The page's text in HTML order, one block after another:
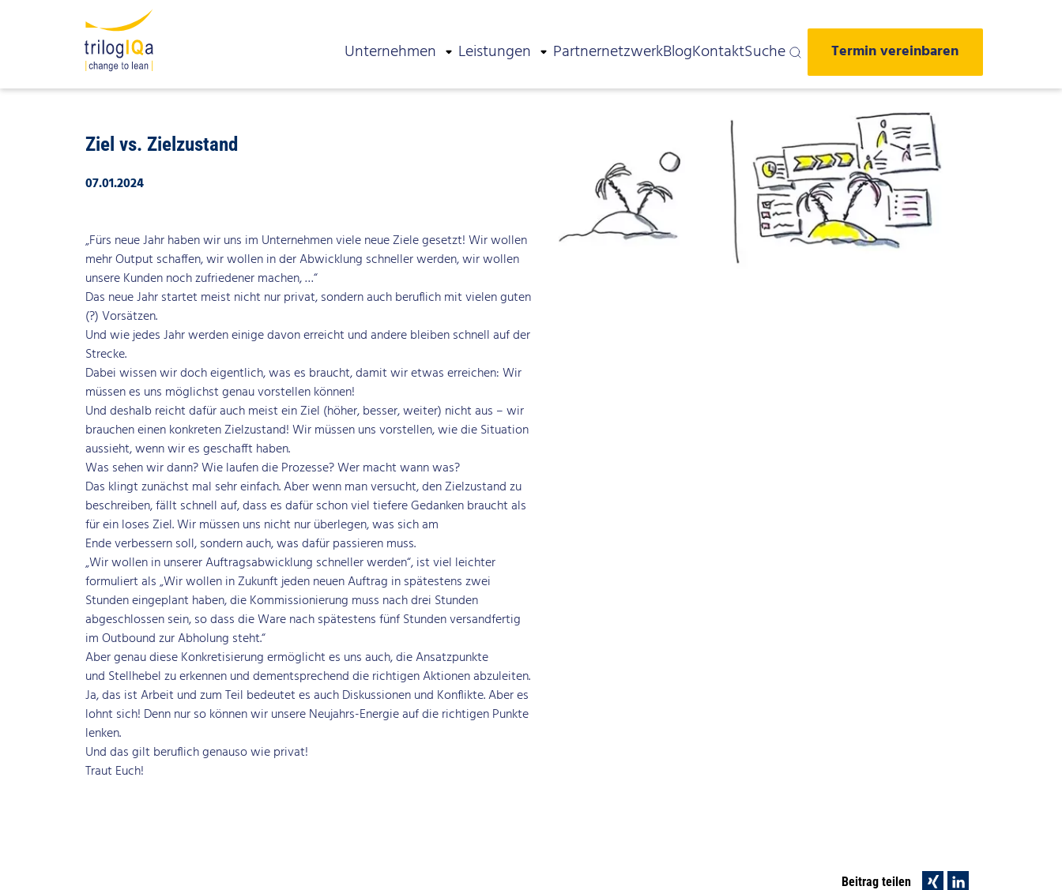
Zum Inhalt springen
Unternehmen Leistungen PartnernetzwerkBlogKontaktSuche Termin vereinbaren
WAS ICH DIESE WOCHE GELERNT HABE …
Ziel vs. Zielzustand
07.01.2024
„Fürs neue Jahr haben wir uns im Unternehmen viele neue Ziele gesetzt! Wir wollen
mehr Output schaffen, wir wollen in der Abwicklung schneller werden, wir wollen
unsere Kunden noch zufriedener machen, …“
Das neue Jahr startet meist nicht nur privat, sondern auch beruflich mit vielen guten
(?) Vorsätzen.
Und wie jedes Jahr werden einige davon erreicht und andere bleiben schnell auf der
Strecke.
Dabei wissen wir doch eigentlich, was es braucht, damit wir etwas erreichen: Wir
müssen es uns möglichst genau vorstellen können!
Und deshalb reicht dafür auch meist ein Ziel (höher, besser, weiter) nicht aus – wir
brauchen einen konkreten Zielzustand! Wir müssen uns vorstellen, wie die Situation
aussieht, wenn wir es geschafft haben.
Was sehen wir dann? Wie laufen die Prozesse? Wer macht wann was?
Das klingt zunächst mal sehr einfach. Aber wenn man versucht, den Zielzustand zu
beschreiben, fällt schnell auf, dass es dafür schon viel tiefere Gedanken braucht als
für ein loses Ziel. Wir müssen uns nicht nur überlegen, was sich am
Ende verbessern soll, sondern auch, was dafür passieren muss.
„Wir wollen in unserer Auftragsabwicklung schneller werden“, ist viel leichter
formuliert als „Wir wollen in Zukunft jeden neuen Auftrag in spätestens zwei
Stunden eingeplant haben, die Kommissionierung muss nach drei Stunden
abgeschlossen sein, so dass die Ware nach spätestens fünf Stunden versandfertig
im Outbound zur Abholung steht.“
Aber genau diese Konkretisierung ermöglicht es uns auch, die Ansatzpunkte
und Stellhebel zu erkennen und dementsprechend die richtigen Aktionen abzuleiten.
Ja, das ist Arbeit und zum Teil bedeutet es auch Diskussionen und Konflikte. Aber es
lohnt sich! Denn nur so können wir unsere Neujahrs-Energie auf die richtigen Punkte
lenken.
Und das gilt beruflich genauso wie privat!
Traut Euch!
Beitrag teilen